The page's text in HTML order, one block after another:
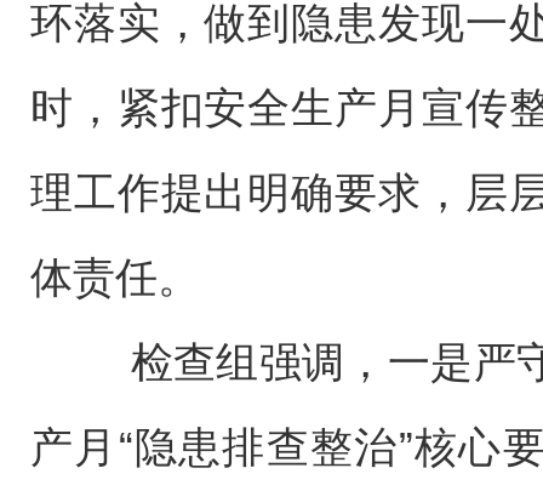
环落实，做到隐患发现一
时，紧扣安全生产月宣传
理工作提出明确要求，层
体责任。
检查组强调，一是严守
产月“隐患排查整治”核心